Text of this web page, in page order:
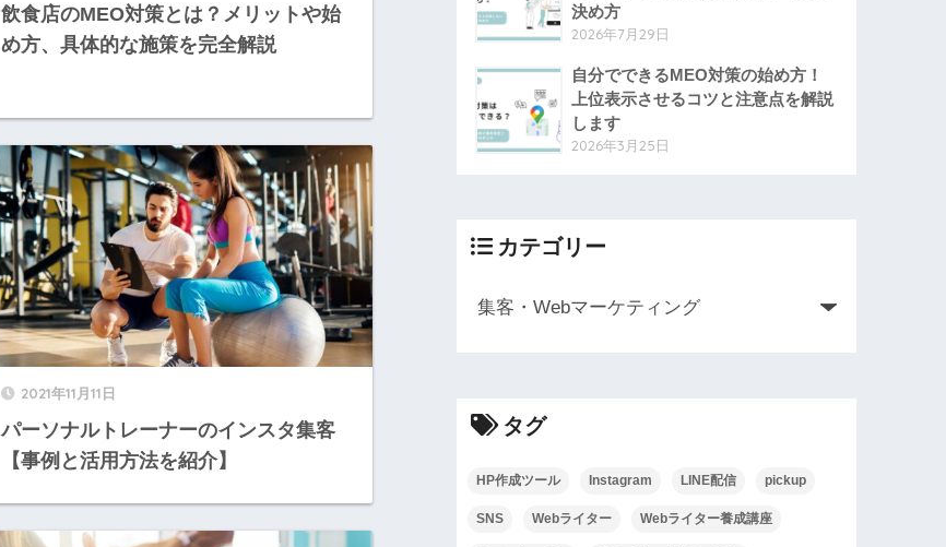
飲食店のMEO対策とは？メリットや始
め方、具体的な施策を完全解説
2021年11月11日
パーソナルトレーナーのインスタ集客
【事例と活用方法を紹介】
決め方
2026年7月29日
自分でできるMEO対策の始め方！
上位表示させるコツと注意点を解説
します
2026年3月25日
カテゴリー
タグ
HP作成ツール Instagram LINE配信 pickup
SNS Webライター Webライター養成講座